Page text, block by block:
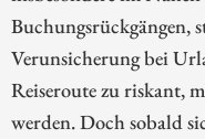
Buchungsrückgängen,
Verunsicherung bei
Reiseroute zu riskant,
werden. Doch sobald